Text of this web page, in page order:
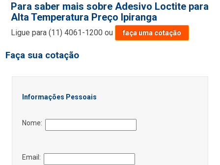
Para saber mais sobre Adesivo Loctite para
Alta Temperatura Preço Ipiranga
Ligue para(11) 4061-1200 ou faça uma cotação
Faça sua cotação
Informações Pessoais
Nome:
Email: